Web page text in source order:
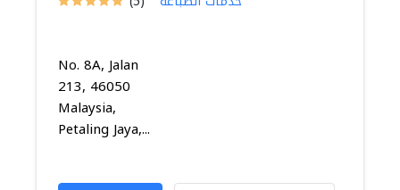
No. 8A, Jalan
213, 46050
Malaysia,
Petaling Jaya,...